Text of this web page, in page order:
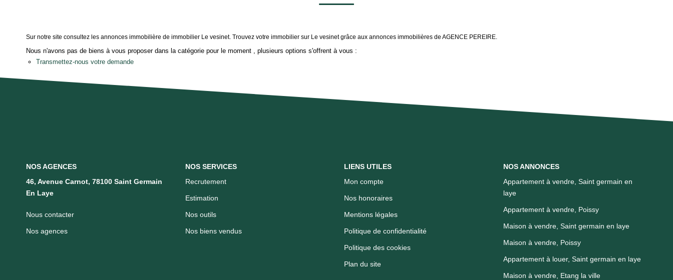
Sur notre site consultez les annonces immobilière de immobilier Le vesinet. Trouvez votre immobilier sur Le vesinet grâce aux annonces immobilières de AGENCE PEREIRE.
Nous n'avons pas de biens à vous proposer dans la catégorie pour le moment , plusieurs options s'offrent à vous :
Transmettez-nous votre demande
NOS AGENCES
46, Avenue Carnot, 78100 Saint Germain
En Laye
Nous contacter
Nos agences
NOS SERVICES
Recrutement
Estimation
Nos outils
Nos biens vendus
LIENS UTILES
Mon compte
Nos honoraires
Mentions légales
Politique de confidentialité
Politique des cookies
Plan du site
NOS ANNONCES
Appartement à vendre, Saint germain en
laye
Appartement à vendre, Poissy
Maison à vendre, Saint germain en laye
Maison à vendre, Poissy
Appartement à louer, Saint germain en laye
Maison à vendre, Etang la ville